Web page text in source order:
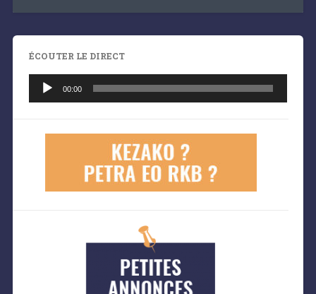
ÉCOUTER LE DIRECT
audio
00:00